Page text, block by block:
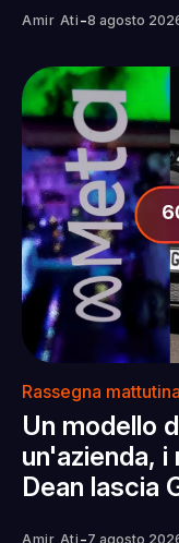
Amir Ati -8 agosto
Rassegna mattutina
Un modello
un'azienda,
Dean lascia
Amir Ati 7 agosto